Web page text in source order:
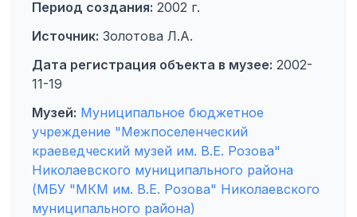
Период создания: 2002 г.
Источник: Золотова Л.А.
Дата регистрация объекта в музее: 2002-
11-19
Музей: Муниципальное бюджетное
учреждение "Межпоселенческий
краеведческий музей им. В.Е. Розова"
Николаевского муниципального района
(МБУ "МКМ им. В.Е. Розова" Николаевского
муниципального района)